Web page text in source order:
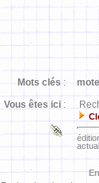
Mots clés :
Vous êtes ici :